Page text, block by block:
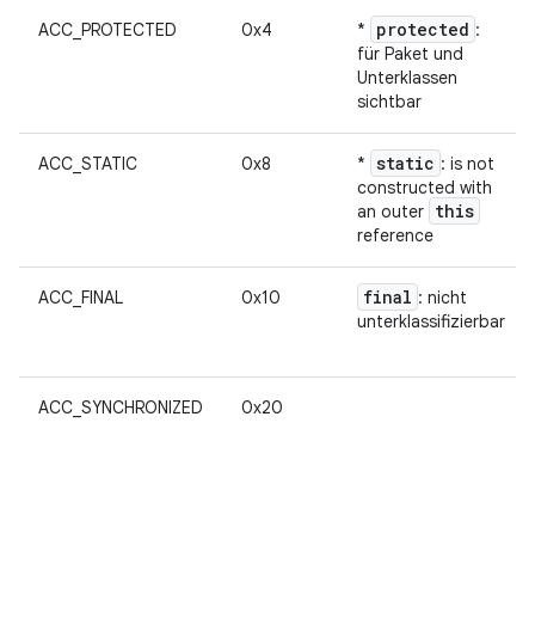
ACC_PROTECTED 0x4 * protected :
für Paket und
Unterklassen
sichtbar
ACC_STATIC 0x8 * static : is not
constructed with
an outer this
reference
ACC_FINAL 0x10 final : nicht
unterklassifizierbar
ACC_SYNCHRONIZED 0x20